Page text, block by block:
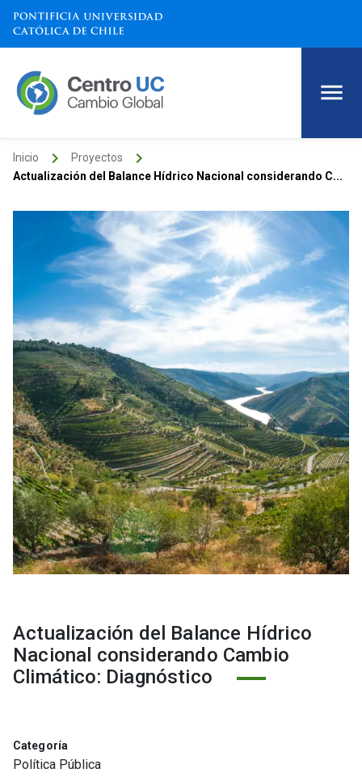
Inicio keyboard_arrow_right Proyectos keyboard_arrow_right
Actualización del Balance Hídrico Nacional considerando C...
Actualización del Balance Hídrico
Nacional considerando Cambio
Climático: Diagnóstico
Categoría
Política Pública